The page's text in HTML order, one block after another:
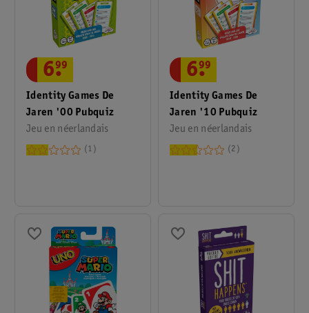
Identity Games De
Jaren '00 Pubquiz
Jeu en néerlandais
6.
99
1
Identity Games De
Jaren '10 Pubquiz
Jeu en néerlandais
6.
99
2